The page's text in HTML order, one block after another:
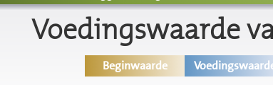
Voedingswaarde
Beginwaarde